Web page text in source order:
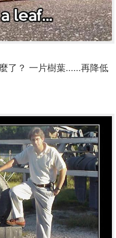
了？ 一片樹葉......再降低